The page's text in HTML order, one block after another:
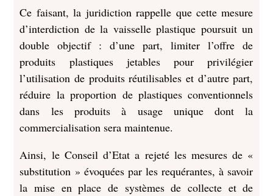
Ce faisant, la juridiction rappelle que cette mesure
d’interdiction de la vaisselle plastique poursuit un
double objectif : d’une part, limiter l’offre de
produits plastiques jetables pour privilégier
l’utilisation de produits réutilisables et d’autre part,
réduire la proportion de plastiques conventionnels
dans les produits à usage unique dont la
commercialisation sera maintenue.
Ainsi, le Conseil d’Etat a rejeté les mesures de «
substitution » évoquées par les requérantes, à savoir
la mise en place de systèmes de collecte et de